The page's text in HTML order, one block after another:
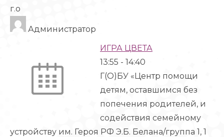
г.о
Администратор
ИГРА ЦВЕТА
13:55 - 14:40
Г(О)БУ «Центр помощи
детям, оставшимся без
попечения родителей, и
содействия семейному
устройству им. Героя РФ Э.Б. Белана/группа 1, 1